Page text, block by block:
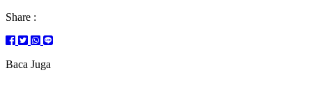
Share :
Baca Juga